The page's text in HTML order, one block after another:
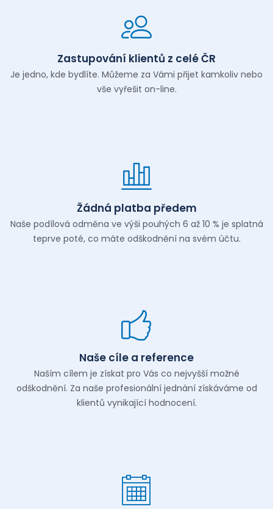
Zastupování klientů z celé ČR
Je jedno, kde bydlíte. Můžeme za Vámi přijet kamkoliv nebo
vše vyřešit on-line.
Žádná platba předem
Naše podílová odměna ve výši pouhých 6 až 10 % je splatná
teprve poté, co máte odškodnění na svém účtu.
Naše cíle a reference
Naším cílem je získat pro Vás co nejvyšší možné
odškodnění. Za naše profesionální jednání získáváme od
klientů vynikající hodnocení.